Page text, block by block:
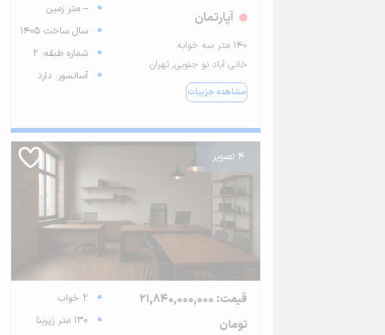
آپارتمان
140 متر سه خوابه
خانی آباد نو جنوبی, تهران
مشاهده جزییات
-- متر زمین
سال ساخت 1405
شماره طبقه: 2
آسانسور: دارد
4 تصویر
قیمت: 21,840,000,000
تومان
2 خواب
130 متر زیربنا